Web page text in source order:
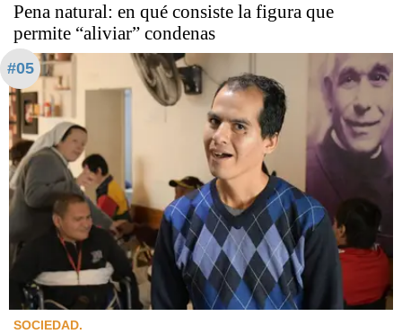
Pena natural: en qué consiste la figura que
permite “aliviar” condenas
#05
SOCIEDAD.